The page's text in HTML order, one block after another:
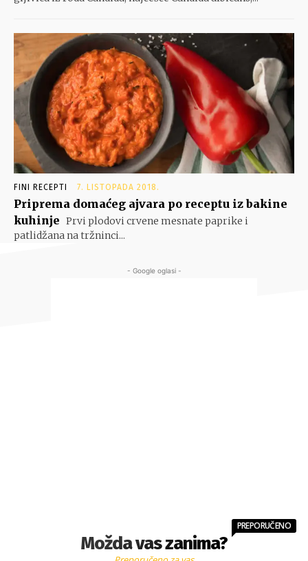
FINI RECEPTI 7. LISTOPADA 2018.
Priprema domaćeg ajvara po receptu iz bakine
kuhinje Prvi plodovi crvene mesnate paprike i
patlidžana na tržninci...
- Google oglasi -
Možda vas zanima?
PREPORUČENO